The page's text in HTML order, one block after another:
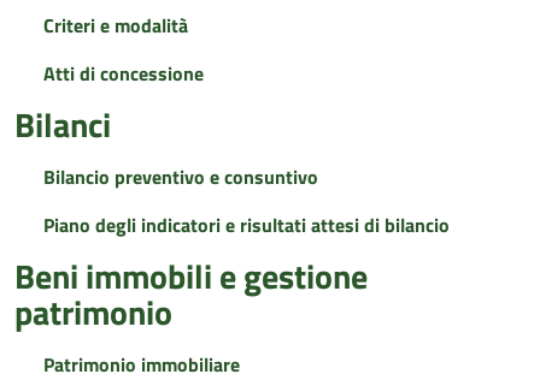
Criteri e modalità
Atti di concessione
Bilanci
Bilancio preventivo e consuntivo
Piano degli indicatori e risultati attesi di bilancio
Beni immobili e gestione
patrimonio
Patrimonio immobiliare